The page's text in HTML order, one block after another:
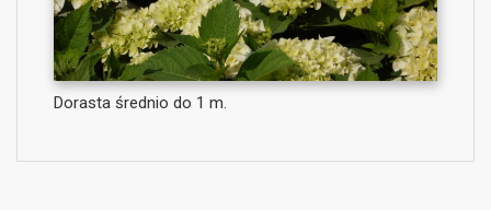
Dorasta średnio do 1 m.